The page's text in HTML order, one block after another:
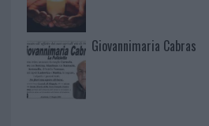
Giovannimaria Cabras